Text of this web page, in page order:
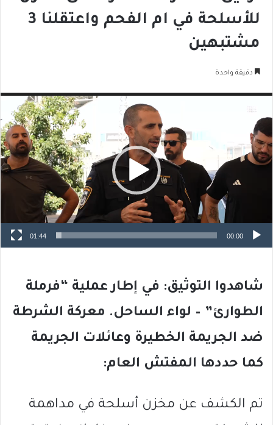
للأسلحة في ام الفحم واعتقلنا 3
مشتبهين
دقيقة واحدة
مشغل
الفيديو
00:00
01:44
شاهدوا التوثيق: في إطار عملية “فرملة
الطوارئ” – لواء الساحل. معركة الشرطة
ضد الجريمة الخطيرة وعائلات الجريمة
كما حددها المفتش العام:
تم الكشف عن مخزن أسلحة في مداهمة